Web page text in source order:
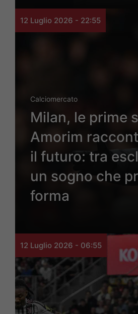
12 Luglio 2026 - 22:55
Calciomercato
Milan, le prime
Amorim
il futuro: tra
un sogno che
forma
12 Luglio 2026 - 06:55